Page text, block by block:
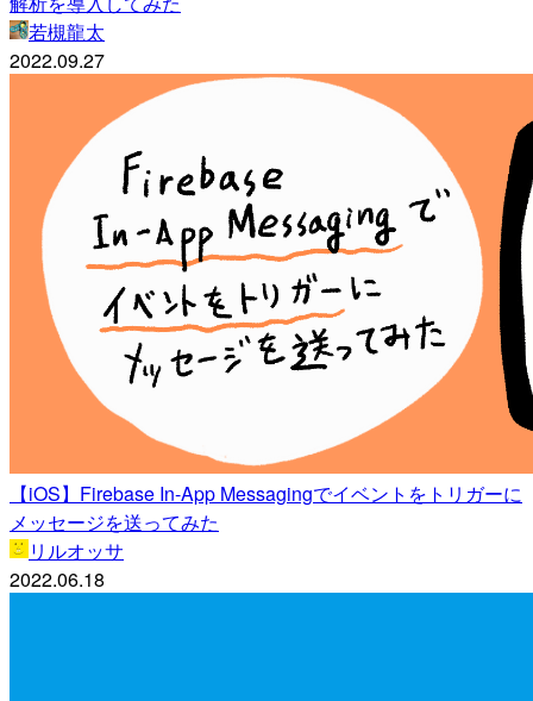
若槻龍太
2022.09.27
【iOS】Firebase In-App Messagingでイベントをトリガーに
メッセージを送ってみた
リルオッサ
2022.06.18